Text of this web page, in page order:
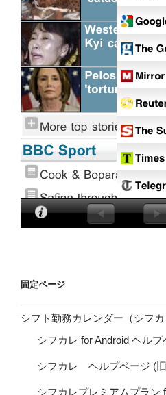
固定ページ
シフト勤務カレンダー（シフカ
シフカレ for Android ヘルプ
シフカレ ヘルプページ (
シフカレプレミアムプラン